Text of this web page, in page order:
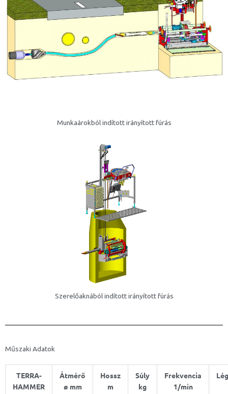
Munkaárokból indított irányított fúrás
Szerelőaknából indított irányított fúrás
Műszaki Adatok
TERRA-
HAMMER
Átmérő
ø mm
Hossz
m
Súly
kg
Frekvencia
1/min